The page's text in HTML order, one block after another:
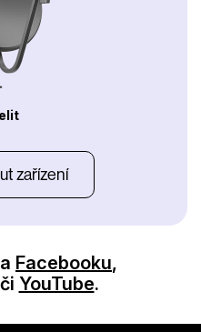
zařízení
Facebooku,
či YouTube.